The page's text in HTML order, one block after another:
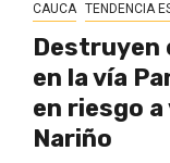
CAUCA TENDENCIA
Destruyen
en la vía
en riesgo
Nariño